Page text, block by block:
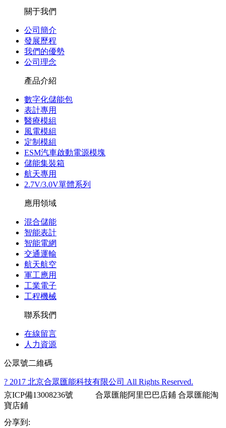
關于我們
公司簡介
發展歷程
我們的優勢
公司理念
產品介紹
數字化儲能包
表計專用
醫療模組
風電模組
定制模組
ESM汽車啟動電源模塊
儲能集裝箱
航天專用
2.7V/3.0V單體系列
應用領域
混合儲能
智能表計
智能電網
交通運輸
航天航空
軍工應用
工業電子
工程機械
聯系我們
在線留言
人力資源
公眾號二維碼
? 2017 北京合眾匯能科技有限公司 All Rights Reserved.
京ICP備13008236號
合眾匯能阿里巴巴店鋪 合眾匯能淘
寶店鋪
分享到: